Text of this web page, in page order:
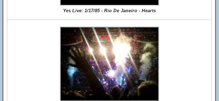
Yes Live: 1/17/85 - Rio De Janeiro - Hearts